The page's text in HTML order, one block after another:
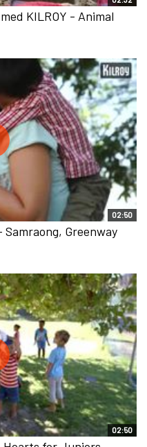
KILROY - Animal
02:50
Greenway
02:50